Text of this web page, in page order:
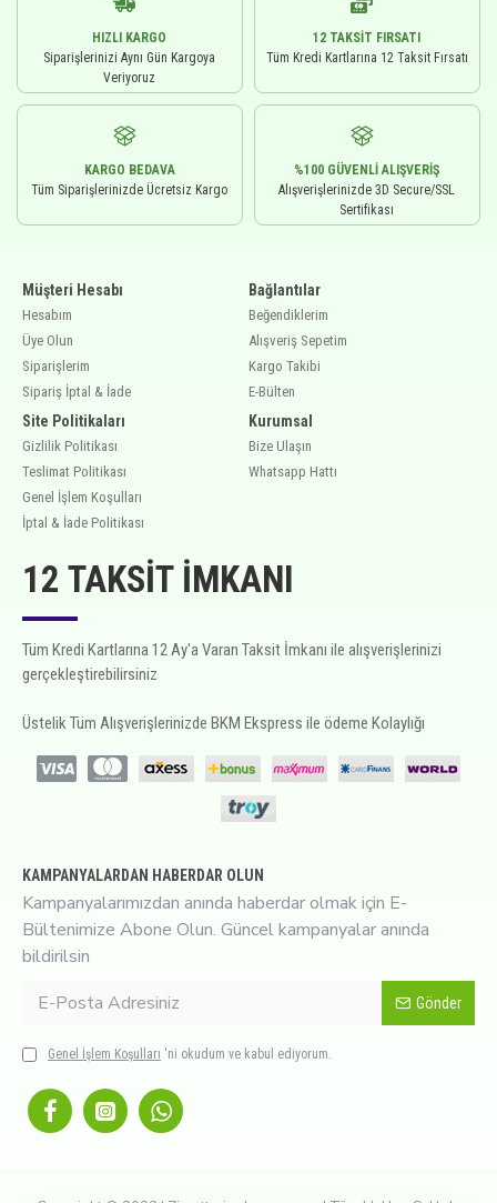
HIZLI KARGO
Siparişlerinizi Aynı Gün Kargoya
Veriyoruz
12 TAKSIT FIRSATI
Tüm Kredi Kartlarına 12 Taksit Fırsatı
KARGO BEDAVA
Tüm Siparişlerinizde Ücretsiz Kargo
%100 GÜVENLI ALIŞVERIŞ
Alışverişlerinizde 3D Secure/SSL
Sertifikası
Müşteri Hesabı
Hesabım
Üye Olun
Siparişlerim
Sipariş İptal & İade
Site Politikaları
Gizlilik Politikası
Teslimat Politikası
Genel İşlem Koşulları
İptal & İade Politikası
Bağlantılar
Beğendiklerim
Alışveriş Sepetim
Kargo Takibi
E-Bülten
Kurumsal
Bize Ulaşın
Whatsapp Hattı
12 TAKSIT İMKANI
Tüm Kredi Kartlarına 12 Ay'a Varan Taksit İmkanı ile alışverişlerinizi
gerçekleştirebilirsiniz
Üstelik Tüm Alışverişlerinizde BKM Ekspress ile ödeme Kolaylığı
KAMPANYALARDAN HABERDAR OLUN
Kampanyalarımızdan anında haberdar olmak için E-
Bültenimize Abone Olun. Güncel kampanyalar anında
bildirilsin
Gönder
Genel İşlem Koşulları 'ni okudum ve kabul ediyorum.